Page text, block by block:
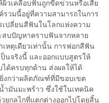
วเคลือบฟันถูกขีดข่วนหรือเสีย
วมนี้อยู่ที่ความสามารถในการ
ปลี่ยนสีฟันในโลกแห่งความ
สบปัญหาคราบฟันจากหลาย
หตุเดียวเท่านั้น การฟอกสีฟัน
นจริงนี้ และออกแบบสูตรให้
ด้ครบทุกด้าน ส่งผลให้ได้
งกว่าผลิตภัณฑ์ที่มีขอบเขต
มันมะพร้าว ซึ่งใช้ในเทคนิค
ยกลไกที่แตกต่างออกไปโดยสิ้น